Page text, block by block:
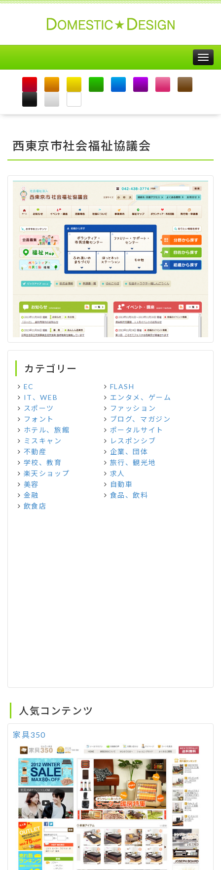
西東京市社会福祉協議会
カテゴリー
EC
FLASH
IT、WEB
エンタメ、ゲーム
スポーツ
ファッション
フォント
ブログ、マガジン
ホテル、旅館
ポータルサイト
ミスキャン
レスポンシブ
不動産
企業、団体
学校、教育
旅行、観光地
楽天ショップ
求人
美容
自動車
金融
食品、飲料
飲食店
人気コンテンツ
家具350